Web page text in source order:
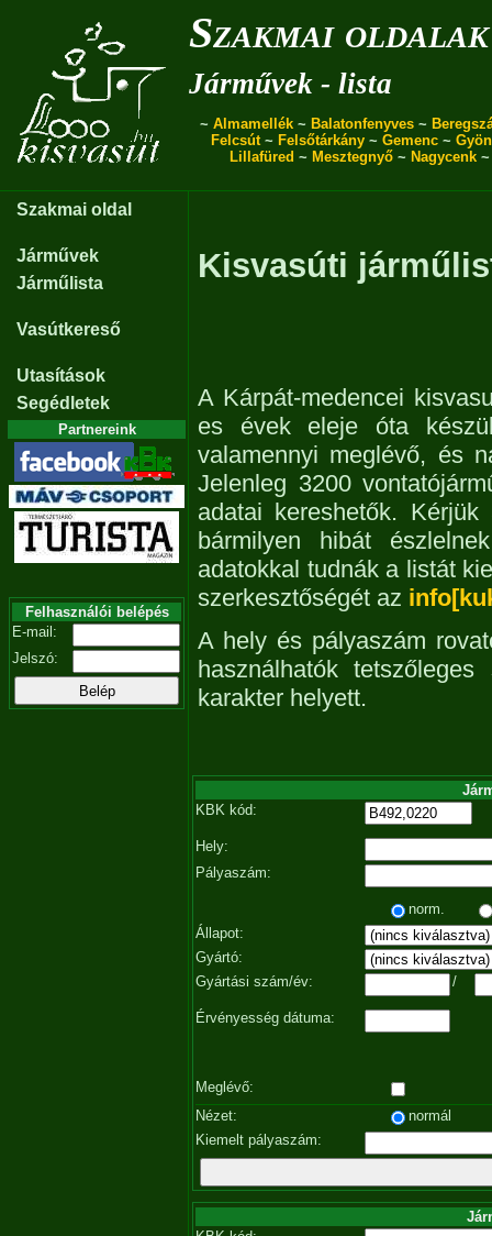
Szakmai oldalak
Járművek - lista
~ Almamellék ~ Balatonfenyves ~
Felcsút~ Felsőtárkány ~ Gemenc ~
Lillafüred ~ Mesztegnyő~ Nagycenk
Szakmai oldal
Járművek
Járműlista
Vasútkereső
Utasítások
Segédletek
Partnereink
Felhasználói belépés
E-mail:
Jelszó:
Kisvasúti
A Kárpát-medencei
es évek eleje óta
valamennyi meglévő, és
Jelenleg 3200
adatai kereshetők.
bármilyen hibát
adatokkal tudnák a listát
szerkesztőségét az
A hely és pályaszám
használhatók
karakter helyett.
KBK kód:
Hely:
Pályaszám:
norm.
Állapot:
Gyártó:
Gyártási szám/év:
/
Érvényesség dátuma:
Meglévő:
Nézet:
normál
Kiemelt pályaszám: